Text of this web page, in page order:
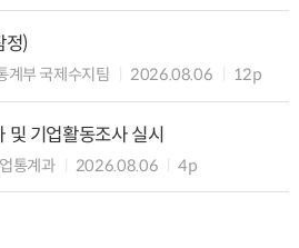
정)
계부 국제수지팀 2026.08.06 12p
기업활동조사 실시
통계과 2026.08.06 4p